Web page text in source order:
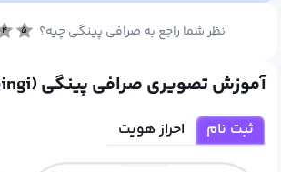
نظر شما راجع به صرافی پینگی چیه؟ ۴ ۵
آموزش تصویری صرافی پینگی (pingi)
ثبت نام احراز هویت